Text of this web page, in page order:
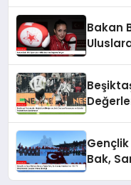
Bakan
Gençlik
Bak,